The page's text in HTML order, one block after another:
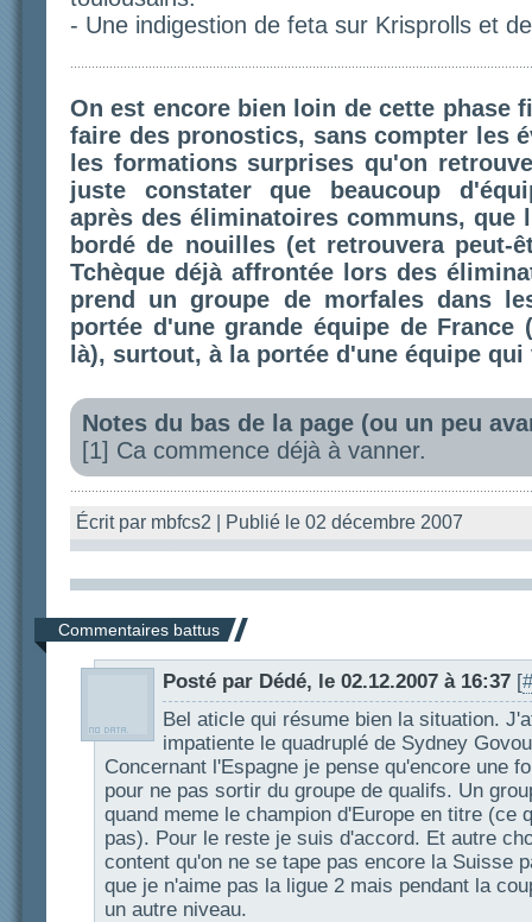
- Une indigestion de feta sur Krisprolls et
On est encore bien loin de cette phase
faire des pronostics, sans compter les
les formations surprises qu'on
juste constater que beaucoup
après des éliminatoires communs, que
bordé de nouilles (et retrouvera peut-
Tchèque déjà affrontée lors des
prend un groupe de morfales dans
portée d'une grande équipe de France
là), surtout, à la portée d'une équipe qui
Notes du bas de la page (ou un peu
[1] Ca commence déjà à vanner.
Écrit par mbfcs2 | Publié le 02 décembre 2007
Commentaires battus
Posté par Dédé, le 02.12.2007 à 16:37 [
Bel aticle qui résume bien la situation.
impatiente le quadruplé de Sydney
Concernant l'Espagne je pense qu'encore une
pour ne pas sortir du groupe de qualifs. Un
quand meme le champion d'Europe en titre (ce
pas). Pour le reste je suis d'accord. Et autre
content qu'on ne se tape pas encore la Suisse
que je n'aime pas la ligue 2 mais pendant la
un autre niveau.